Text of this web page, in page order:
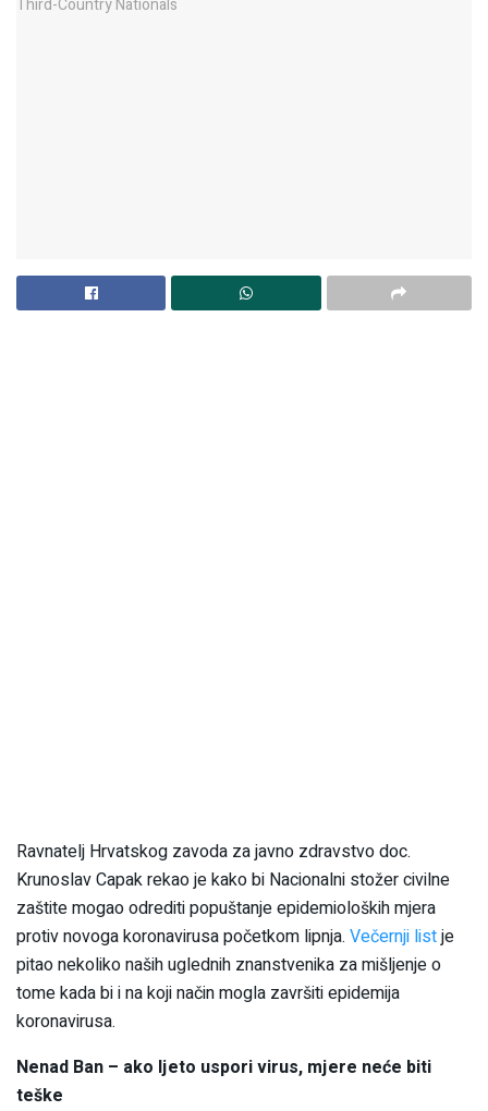
Ravnatelj Hrvatskog zavoda za javno zdravstvo doc.
Krunoslav Capak rekao je kako bi Nacionalni stožer civilne
zaštite mogao odrediti popuštanje epidemioloških mjera
protiv novoga koronavirusa početkom lipnja. Večernji listje
pitao nekoliko naših uglednih znanstvenika za mišljenje o
tome kada bi i na koji način mogla završiti epidemija
koronavirusa.
Nenad Ban – ako ljeto uspori virus, mjere neće biti
teške